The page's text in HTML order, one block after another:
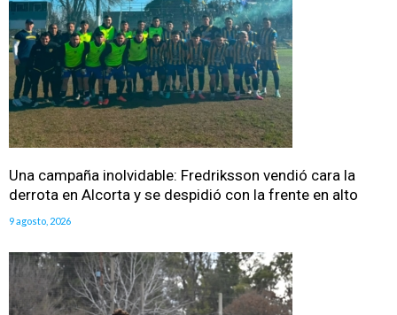
Una campaña inolvidable: Fredriksson vendió cara la
derrota en Alcorta y se despidió con la frente en alto
9 agosto, 2026